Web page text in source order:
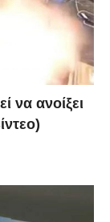
να ανοίξει